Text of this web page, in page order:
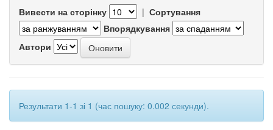
Вивести на сторінку | Сортування
Впорядкування
Автори
Результати 1-1 зі 1 (час пошуку: 0.002 секунди).